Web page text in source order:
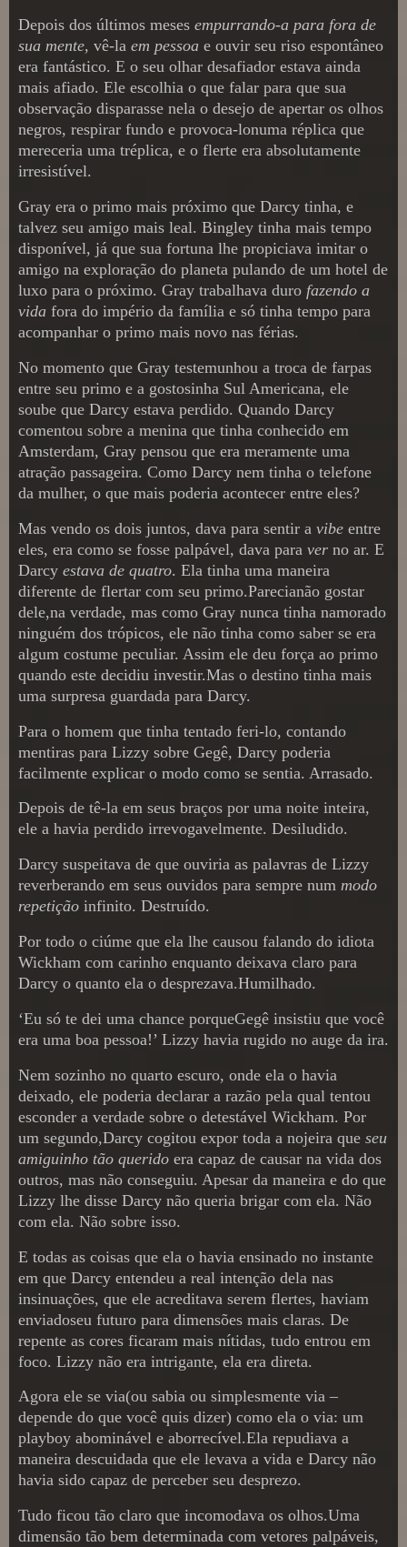
Depois dos últimos meses empurrando-a para fora de
sua mente, vê-la em pessoa e ouvir seu riso espontâneo
era fantástico. E o seu olhar desafiador estava ainda
mais afiado. Ele escolhia o que falar para que sua
observação disparasse nela o desejo de apertar os olhos
negros, respirar fundo e provoca-lonuma réplica que
mereceria uma tréplica, e o flerte era absolutamente
irresistível.
Gray era o primo mais próximo que Darcy tinha, e
talvez seu amigo mais leal. Bingley tinha mais tempo
disponível, já que sua fortuna lhe propiciava imitar o
amigo na exploração do planeta pulando de um hotel de
luxo para o próximo. Gray trabalhava duro fazendo a
vida fora do império da família e só tinha tempo para
acompanhar o primo mais novo nas férias.
No momento que Gray testemunhou a troca de farpas
entre seu primo e a gostosinha Sul Americana, ele
soube que Darcy estava perdido. Quando Darcy
comentou sobre a menina que tinha conhecido em
Amsterdam, Gray pensou que era meramente uma
atração passageira. Como Darcy nem tinha o telefone
da mulher, o que mais poderia acontecer entre eles?
Mas vendo os dois juntos, dava para sentir a vibe entre
eles, era como se fosse palpável, dava para ver no ar. E
Darcy estava de quatro. Ela tinha uma maneira
diferente de flertar com seu primo.Parecianão gostar
dele,na verdade, mas como Gray nunca tinha namorado
ninguém dos trópicos, ele não tinha como saber se era
algum costume peculiar. Assim ele deu força ao primo
quando este decidiu investir.Mas o destino tinha mais
uma surpresa guardada para Darcy.
Para o homem que tinha tentado feri-lo, contando
mentiras para Lizzy sobre Gegê, Darcy poderia
facilmente explicar o modo como se sentia. Arrasado.
Depois de tê-la em seus braços por uma noite inteira,
ele a havia perdido irrevogavelmente. Desiludido.
Darcy suspeitava de que ouviria as palavras de Lizzy
reverberando em seus ouvidos para sempre num modo
repetição infinito. Destruído.
Por todo o ciúme que ela lhe causou falando do idiota
Wickham com carinho enquanto deixava claro para
Darcy o quanto ela o desprezava.Humilhado.
‘Eu só te dei uma chance porqueGegê insistiu que você
era uma boa pessoa!’ Lizzy havia rugido no auge da ira.
Nem sozinho no quarto escuro, onde ela o havia
deixado, ele poderia declarar a razão pela qual tentou
esconder a verdade sobre o detestável Wickham. Por
um segundo,Darcy cogitou expor toda a nojeira que seu
amiguinho tão querido era capaz de causar na vida dos
outros, mas não conseguiu. Apesar da maneira e do que
Lizzy lhe disse Darcy não queria brigar com ela. Não
com ela. Não sobre isso.
E todas as coisas que ela o havia ensinado no instante
em que Darcy entendeu a real intenção dela nas
insinuações, que ele acreditava serem flertes, haviam
enviadoseu futuro para dimensões mais claras. De
repente as cores ficaram mais nítidas, tudo entrou em
foco. Lizzy não era intrigante, ela era direta.
Agora ele se via(ou sabia ou simplesmente via –
depende do que você quis dizer) como ela o via: um
playboy abominável e aborrecível.Ela repudiava a
maneira descuidada que ele levava a vida e Darcy não
havia sido capaz de perceber seu desprezo.
Tudo ficou tão claro que incomodava os olhos.Uma
dimensão tão bem determinada com vetores palpáveis,